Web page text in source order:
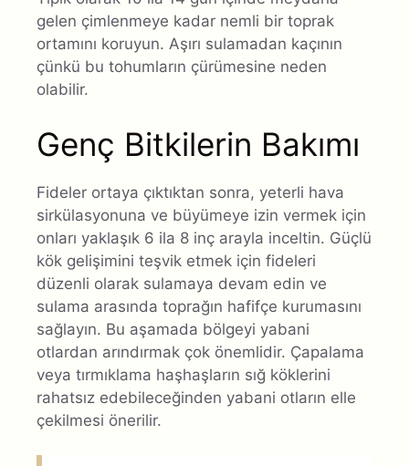
gelen çimlenmeye kadar nemli bir toprak
ortamını koruyun. Aşırı sulamadan kaçının
çünkü bu tohumların çürümesine neden
olabilir.
Genç Bitkilerin Bakımı
Fideler ortaya çıktıktan sonra, yeterli hava
sirkülasyonuna ve büyümeye izin vermek için
onları yaklaşık 6 ila 8 inç arayla inceltin. Güçlü
kök gelişimini teşvik etmek için fideleri
düzenli olarak sulamaya devam edin ve
sulama arasında toprağın hafifçe kurumasını
sağlayın. Bu aşamada bölgeyi yabani
otlardan arındırmak çok önemlidir. Çapalama
veya tırmıklama haşhaşların sığ köklerini
rahatsız edebileceğinden yabani otların elle
çekilmesi önerilir.